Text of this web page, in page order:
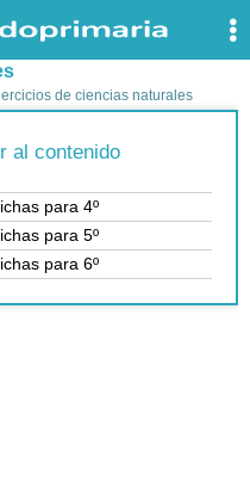
de ciencias naturales
al contenido
para 4º
para 5º
para 6º